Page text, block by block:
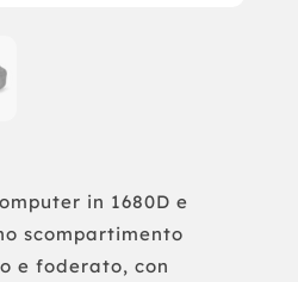
in 1680D e
scompartimento
e foderato, con